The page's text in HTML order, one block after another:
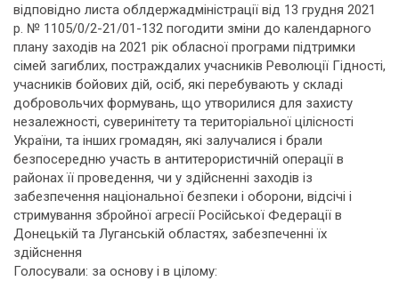
відповідно листа облдержадміністрації від 13 грудня 2021
р. № 1105/0/2-21/01-132 погодити зміни до календарного
плану заходів на 2021 рік обласної програми підтримки
сімей загиблих, постраждалих учасників Революції Гідності,
учасників бойових дій, осіб, які перебувають у складі
добровольчих формувань, що утворилися для захисту
незалежності, суверинітету та територіальної цілісності
України, та інших громадян, які залучалися і брали
безпосередню участь в антитерористичній операції в
районах її проведення, чи у здійсненні заходів із
забезпечення національної безпеки і оборони, відсічі і
стримування збройної агресії Російської Федерації в
Донецькій та Луганській областях, забезпеченні їх
здійснення
Голосували: за основу і в цілому: